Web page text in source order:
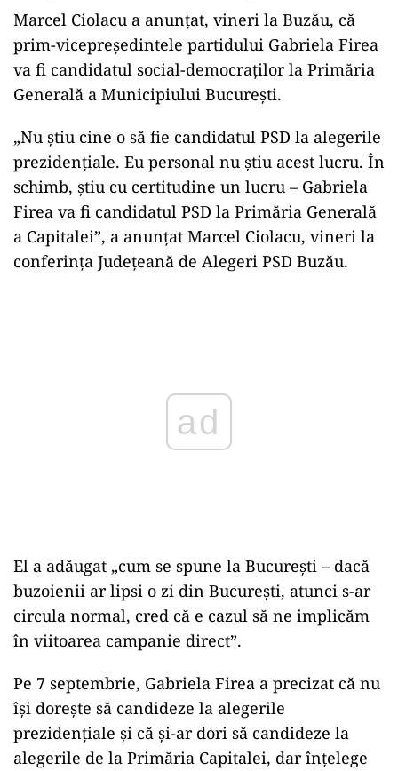
Marcel Ciolacu a anunţat, vineri la Buzău, că
prim-vicepreşedintele partidului Gabriela Firea
va fi candidatul social-democraţilor la Primăria
Generală a Municipiului Bucureşti.
„Nu ştiu cine o să fie candidatul PSD la alegerile
prezidenţiale. Eu personal nu ştiu acest lucru. În
schimb, ştiu cu certitudine un lucru – Gabriela
Firea va fi candidatul PSD la Primăria Generală
a Capitalei”, a anunţat Marcel Ciolacu, vineri la
conferinţa Judeţeană de Alegeri PSD Buzău.
El a adăugat „cum se spune la Bucureşti – dacă
buzoienii ar lipsi o zi din Bucureşti, atunci s-ar
circula normal, cred că e cazul să ne implicăm
în viitoarea campanie direct”.
Pe 7 septembrie, Gabriela Firea a precizat că nu
îşi doreşte să candideze la alegerile
prezidenţiale şi că şi-ar dori să candideze la
alegerile de la Primăria Capitalei, dar înţelege